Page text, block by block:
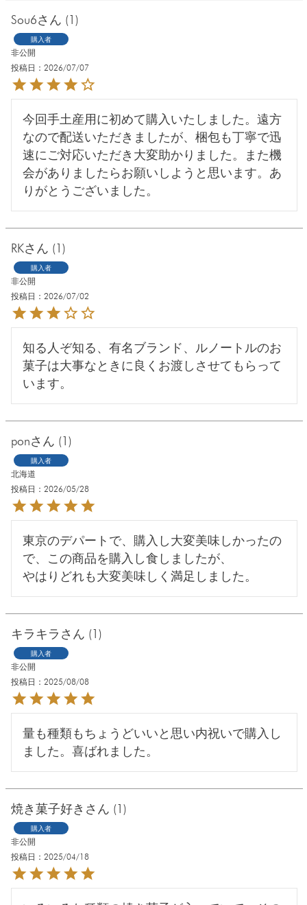
Sou6 1
購入者
非公開
投稿日
2026/07/07
今回手土産用に初めて購入いたしました。遠方
なので配送いただきましたが、梱包も丁寧で迅
速にご対応いただき大変助かりました。また機
会がありましたらお願いしようと思います。あ
りがとうございました。
RK 1
購入者
非公開
投稿日
2026/07/02
知る人ぞ知る、有名ブランド、ルノートルのお
菓子は大事なときに良くお渡しさせてもらって
います。
pon 1
購入者
北海道
投稿日
2026/05/28
東京のデパートで、購入し大変美味しかったの
で、この商品を購入し食しましたが、
やはりどれも大変美味しく満足しました。
キラキラ 1
購入者
非公開
投稿日
2025/08/08
量も種類もちょうどいいと思い内祝いで購入し
ました。喜ばれました。
焼き菓子好き 1
購入者
非公開
投稿日
2025/04/18